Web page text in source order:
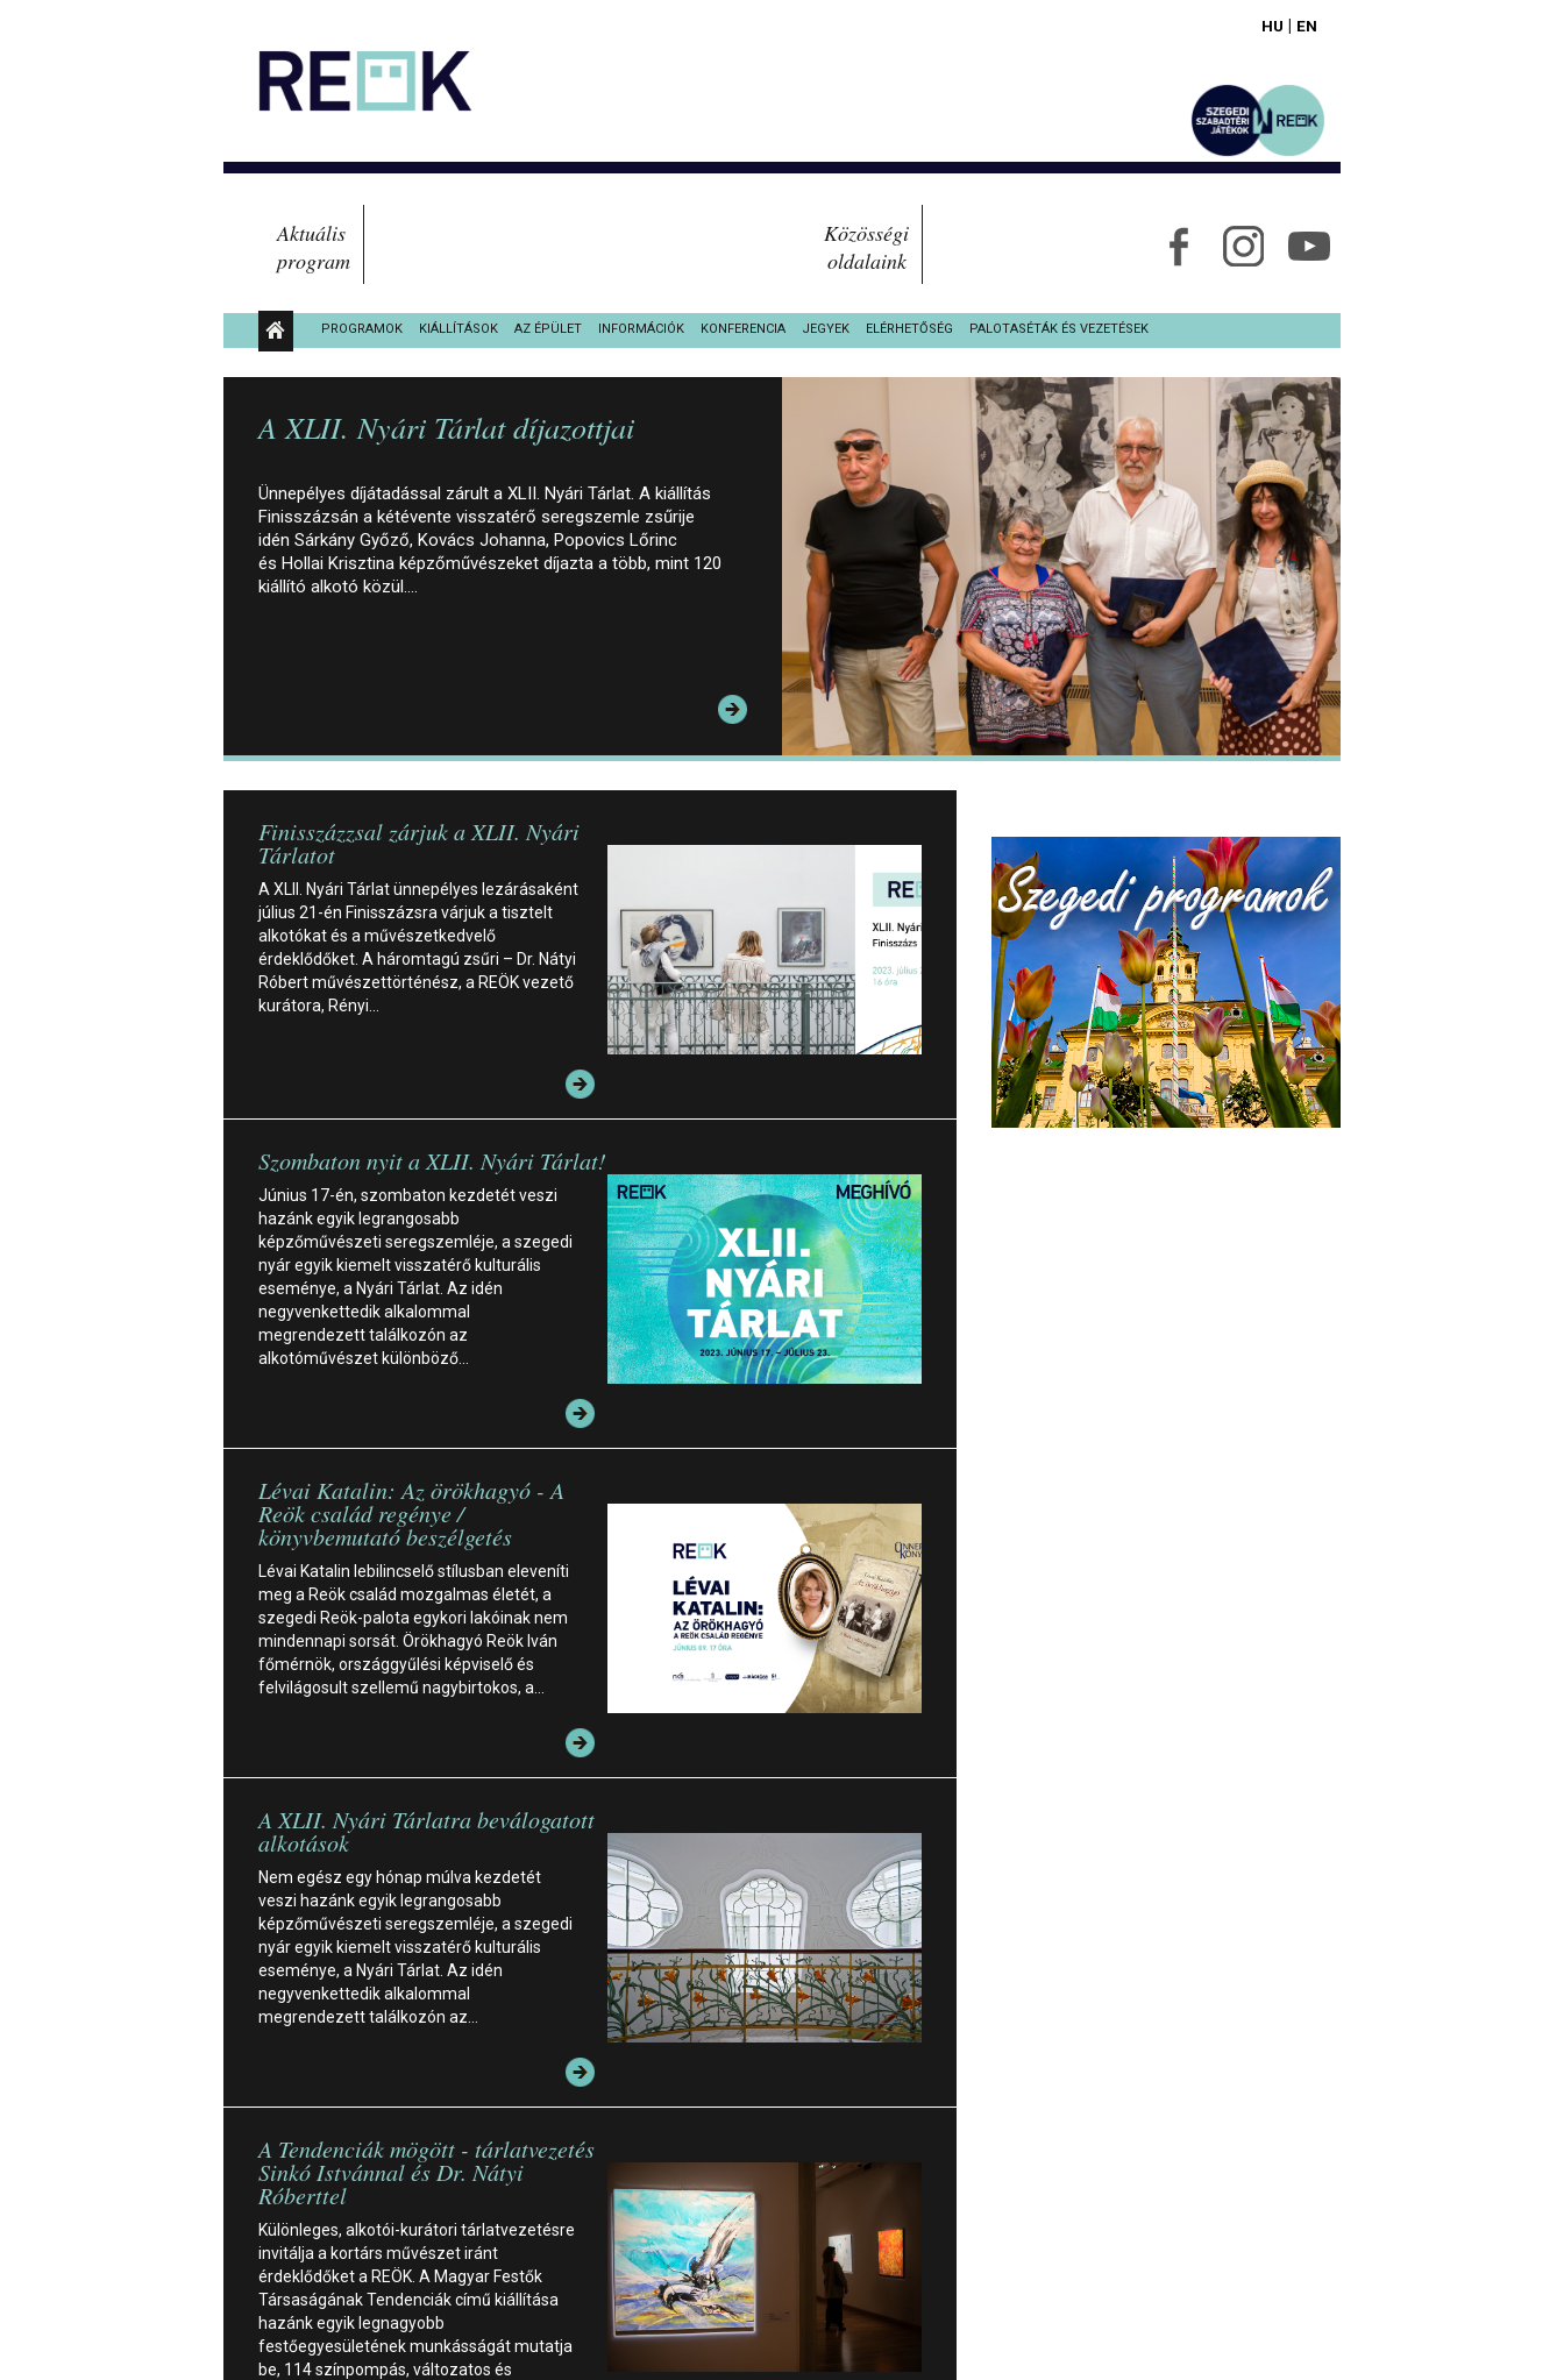
Aktuális
program
Közösségi
oldalaink
HU | EN
PROGRAMOK KIÁLLÍTÁSOK AZ ÉPÜLET INFORMÁCIÓK KONFERENCIA JEGYEK ELÉRHETŐSÉG PALOTASÉTÁK ÉS VEZETÉSEK
KÖZÉRDEKŰ ADATOK
A XLII. Nyári Tárlat díjazottjai
Ünnepélyes díjátadással zárult a XLII. Nyári Tárlat. A kiállítás
Finisszázsán a kétévente visszatérő seregszemle zsűrije
idén Sárkány Győző, Kovács Johanna, Popovics Lőrinc
és Hollai Krisztina képzőművészeket díjazta a több, mint 120
kiállító alkotó közül.…
Finisszázzsal zárjuk a XLII. Nyári
Tárlatot
A XLII. Nyári Tárlat ünnepélyes lezárásaként
július 21-én Finisszázsra várjuk a tisztelt
alkotókat és a művészetkedvelő
érdeklődőket. A háromtagú zsűri – Dr. Nátyi
Róbert művészettörténész, a REÖK vezető
kurátora, Rényi…
Szombaton nyit a XLII. Nyári Tárlat!
Június 17-én, szombaton kezdetét veszi
hazánk egyik legrangosabb
képzőművészeti seregszemléje, a szegedi
nyár egyik kiemelt visszatérő kulturális
eseménye, a Nyári Tárlat. Az idén
negyvenkettedik alkalommal
megrendezett találkozón az
alkotóművészet különböző…
Lévai Katalin: Az örökhagyó - A
Reök család regénye /
könyvbemutató beszélgetés
Lévai Katalin lebilincselő stílusban eleveníti
meg a Reök család mozgalmas életét, a
szegedi Reök-palota egykori lakóinak nem
mindennapi sorsát. Örökhagyó Reök Iván
főmérnök, országgyűlési képviselő és
felvilágosult szellemű nagybirtokos, a…
A XLII. Nyári Tárlatra beválogatott
alkotások
Nem egész egy hónap múlva kezdetét
veszi hazánk egyik legrangosabb
képzőművészeti seregszemléje, a szegedi
nyár egyik kiemelt visszatérő kulturális
eseménye, a Nyári Tárlat. Az idén
negyvenkettedik alkalommal
megrendezett találkozón az…
A Tendenciák mögött - tárlatvezetés
Sinkó Istvánnal és Dr. Nátyi
Róberttel
Különleges, alkotói-kurátori tárlatvezetésre
invitálja a kortárs művészet iránt
érdeklődőket a REÖK. A Magyar Festők
Társaságának Tendenciák című kiállítása
hazánk egyik legnagyobb
festőegyesületének munkásságát mutatja
be, 114 színpompás, változatos és